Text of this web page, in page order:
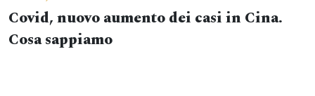
Covid, nuovo aumento dei casi in Cina.
Cosa sappiamo